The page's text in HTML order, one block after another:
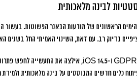
לבינה מלאכותית
הראשונים של מודעות הבאנר הפשוטות. בעשור
בדיוק רב. עם זאת, השינוי האמיתי החל בשנים
כלים חדשים המבוססים על בינה מלאכותית ולמידת